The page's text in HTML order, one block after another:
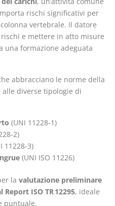
rischi significativi per
vertebrale. Il datore
e mettere in atto misure
una formazione adeguata
abbracciano le norme della
alle diverse tipologie di
(UNI 11228‑1)
11228‑3)
(UNI ISO 11226)
la valutazione preliminare
Report ISO TR 12295, ideale
puntuale.